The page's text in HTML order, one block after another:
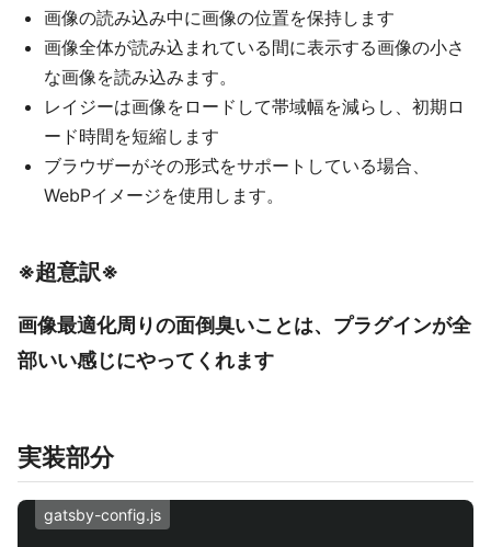
画像の読み込み中に画像の位置を保持します
画像全体が読み込まれている間に表示する画像の小さ
な画像を読み込みます。
レイジーは画像をロードして帯域幅を減らし、初期ロ
ード時間を短縮します
ブラウザーがその形式をサポートしている場合、
WebPイメージを使用します。
※超意訳※
画像最適化周りの面倒臭いことは、プラグインが全
部いい感じにやってくれます
実装部分
gatsby-config.js